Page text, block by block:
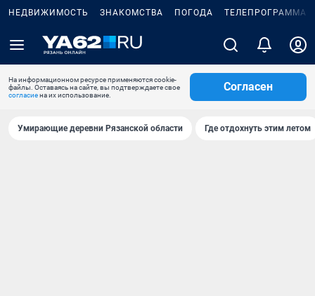
НЕДВИЖИМОСТЬ ЗНАКОМСТВА ПОГОДА ТЕЛЕПРОГРАММА
На информационном ресурсе применяются cookie-
файлы. Оставаясь на сайте, вы подтверждаете свое
согласиена их использование.
Согласен
Умирающие деревни Рязанской области Где отдохнуть этим летом